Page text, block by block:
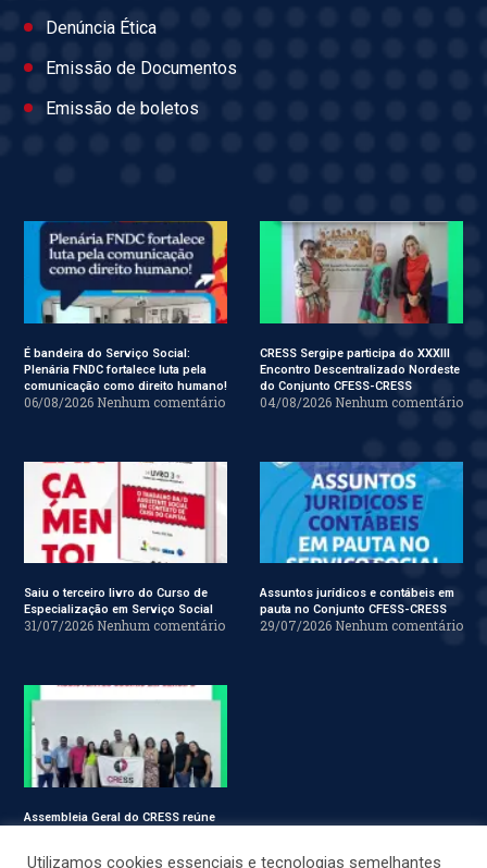
Denúncia Ética
Emissão de Documentos
Emissão de boletos
É bandeira do Serviço Social:
Plenária FNDC fortalece luta pela
comunicação como direito humano!
06/08/2026 Nenhum comentário
CRESS Sergipe participa do XXXIII
Encontro Descentralizado Nordeste
do Conjunto CFESS-CRESS
04/08/2026 Nenhum comentário
Saiu o terceiro livro do Curso de
Especialização em Serviço Social
31/07/2026 Nenhum comentário
Assuntos jurídicos e contábeis em
pauta no Conjunto CFESS-CRESS
29/07/2026 Nenhum comentário
Assembleia Geral do CRESS reúne
Utilizamos cookies essenciais e tecnologias semelhantes